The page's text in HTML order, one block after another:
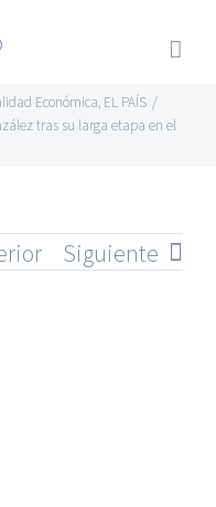
Económica, EL PAÍS /
tras su larga etapa en el
Siguiente